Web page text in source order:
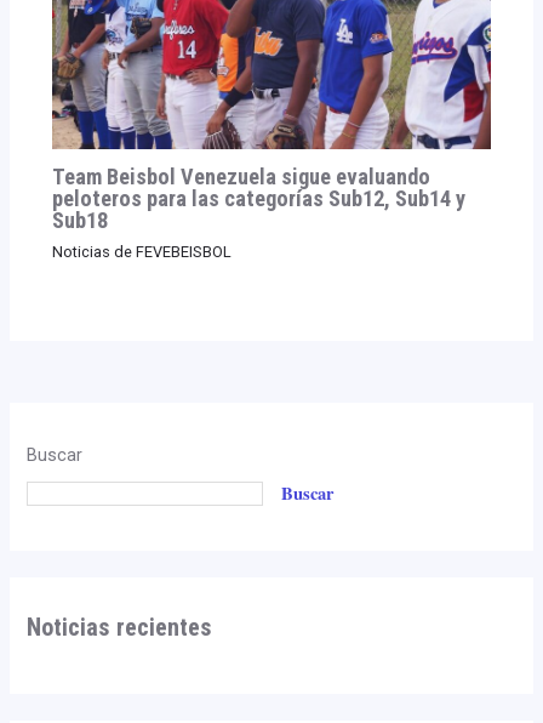
Team Beisbol Venezuela sigue evaluando
peloteros para las categorías Sub12, Sub14 y
Sub18
Noticias de FEVEBEISBOL
Buscar
Buscar
Noticias recientes